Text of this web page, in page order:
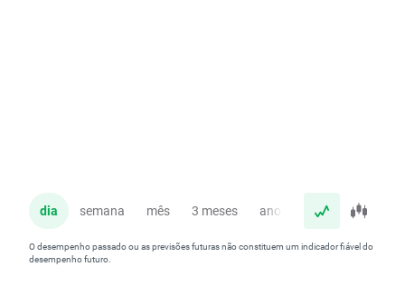
dia semana mês 3 meses ano
O desempenho passado ou as previsões futuras não constituem um indicador fiável do
desempenho futuro.